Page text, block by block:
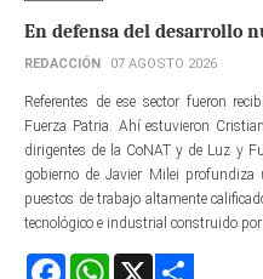
En defensa del desarrollo
REDACCIÓN 07 AGOSTO 2026
Referentes de ese sector fueron
Fuerza Patria. Ahí estuvieron
dirigentes de la CoNAT y de Luz y
gobierno de Javier Milei
puestos de trabajo altamente
tecnológico e industrial construido por
FacebookWhatsApp